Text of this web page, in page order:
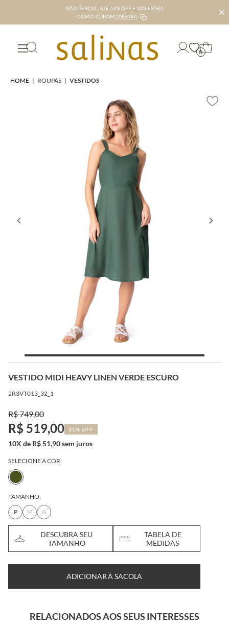
NÃO PERCA! | ATÉ 50% OFF + 20% EXTRA
COM O CUPOM 20EXTRA ✕
0
HOME | ROUPAS | VESTIDOS
VESTIDO MIDI HEAVY LINEN VERDE ESCURO
2R3VT013_32_1
R$ 749,00
R$ 519,00 31% OFF
10X de R$ 51,90 sem juros
SELECIONE A COR:
TAMANHO:
P
M G
DESCUBRA SEU
TAMANHO
TABELA DE
MEDIDAS
ADICIONAR À SACOLA
RELACIONADOS AOS SEUS INTERESSES